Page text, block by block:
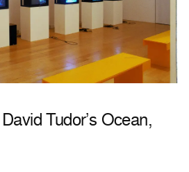
Tudor’s Ocean,